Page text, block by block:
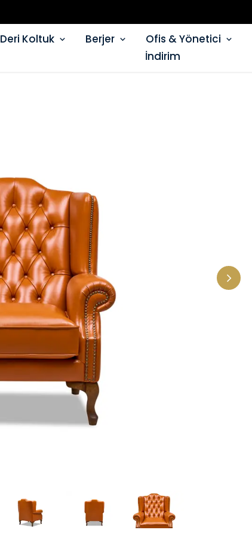
Deri Koltuk Berjer Ofis & Yönetici
İndirim